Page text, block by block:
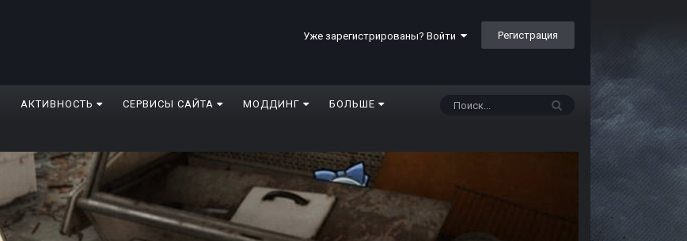
Уже зарегистрированы? Войти Регистрация
АКТИВНОСТЬ СЕРВИСЫ САЙТА МОДДИНГ БОЛЬШЕ